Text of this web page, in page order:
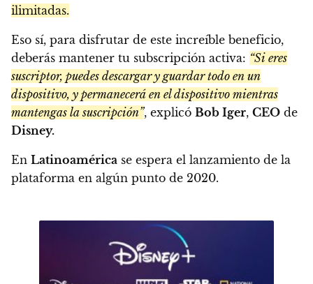
ilimitadas.
Eso sí, para disfrutar de este increíble beneficio,
deberás mantener tu subscripción activa: “Si eres
suscriptor, puedes descargar y guardar todo en un
dispositivo, y permanecerá en el dispositivo mientras
mantengas la suscripción”, explicó Bob Iger, CEO de
Disney.
En Latinoamérica se espera el lanzamiento de la
plataforma en algún punto de 2020.